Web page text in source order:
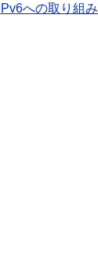
IPv6への取り組み